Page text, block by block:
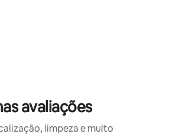
avaliações
limpeza e muito